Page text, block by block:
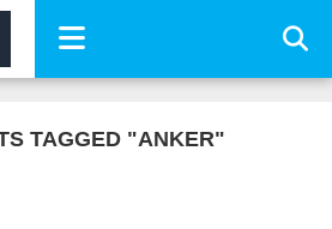
TAGGED "ANKER"